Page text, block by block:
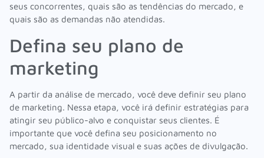
seus concorrentes, quais são as tendências do mercado, e
quais são as demandas não atendidas.
Defina seu plano de
marketing
A partir da análise de mercado, você deve definir seu plano
de marketing. Nessa etapa, você irá definir estratégias para
atingir seu público-alvo e conquistar seus clientes. É
importante que você defina seu posicionamento no
mercado, sua identidade visual e suas ações de divulgação.